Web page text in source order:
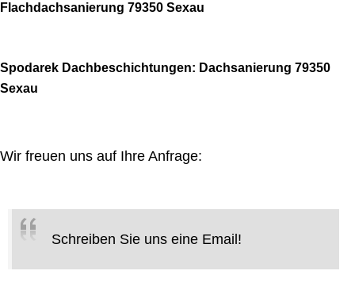
Flachdachsanierung 79350 Sexau
Spodarek Dachbeschichtungen: Dachsanierung 79350
Sexau
Wir freuen uns auf Ihre Anfrage:
Schreiben Sie uns eine Email!